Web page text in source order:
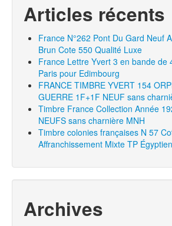
Articles récents
France N°262 Pont Du Gard Neuf
Brun Cote 550 Qualité Luxe
France Lettre Yvert 3 en bande de
Paris pour Edimbourg
FRANCE TIMBRE YVERT 154
GUERRE 1F+1F NEUF sans
Timbre France Collection Année
NEUFS sans charnière MNH
Timbre colonies françaises N 57
Affranchissement Mixte TP Égyptien
Archives